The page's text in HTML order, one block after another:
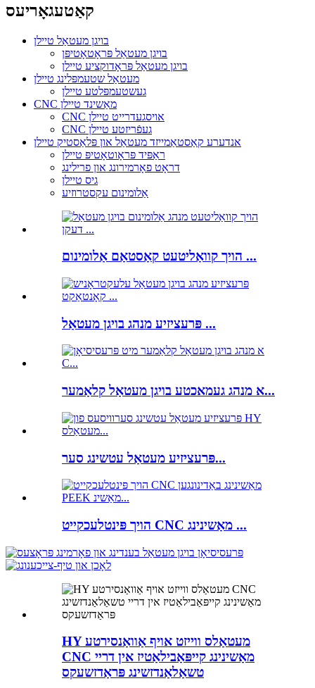
קאַטעגאָריעס
בויגן מעטאַל טיילן
בויגן מעטאַל פּראָטאָטיפּן
בויגן מעטאַל פּראָדוקציע טיילן
מעטאַל שטעמפּלינג טיילן
געשטעמפּלטע טיילן
CNC מאַשינד טיילן
CNC אויסגעדרייט טיילן
CNC געפֿריזטע טיילן
אנדערע קאַסטאַמייזד מעטאַל און פּלאַסטיק טיילן
ראַפּיד פּראָוטאָטיפּ טיילן
דראָט פאָרמירונג און פרילינג
גיס טיילן
אַלומינום עקסטרוזיע
הויך קוואַליטעט קאַסטאַם אַלומינום ...
פּרעציזיע מנהג בויגן מעטאַל ...
א מנהג געמאכטע בויגן מעטאַל קלאַמער...
פּרעציזיע מעטאַל עטשינג סער...
הויך פּינטלעכקייט CNC מאַשינינג ...
HY מעטאַלס ​​ווייזט אויף אַוואַנסירטע
CNC מאַשינינג קייפּאַבילאַטיז אין דריי
טשאַלאַנדזשינג פּראַדזשעקס